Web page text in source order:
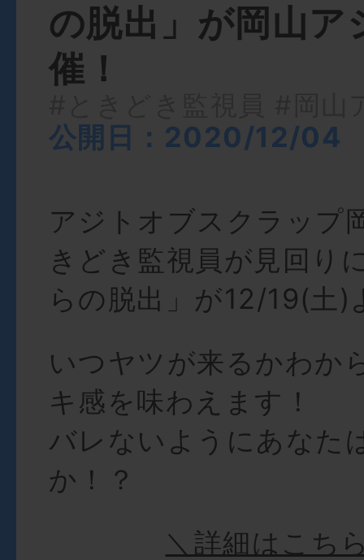
の脱出」が岡山ア
催！
公開日：2020/12/04
アジトオブスクラップ
きどき監視員が見回り
らの脱出」が12/19(土)
いつヤツが来るかわか
キ感を味わえます！
バレないようにあなた
か！？
＼詳細はこち